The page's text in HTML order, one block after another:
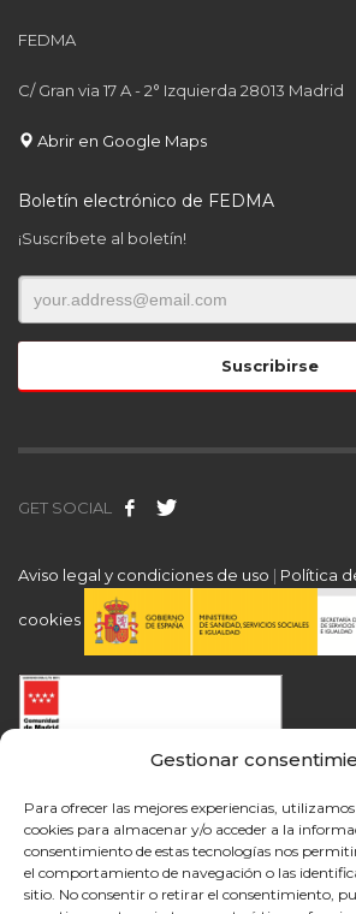
Gestionar
Para ofrecer las mejores experiencias,
cookies para almacenar y/o acceder a la
consentimiento de estas tecnologías nos
el comportamiento de navegación o las
sitio. No consentir o retirar el consentimiento,
FEDMA
C/ Gran via 17 A - 2° Izquierda 28013 Madrid
Abrir en Google Maps
Boletín electrónico de FEDMA
¡Suscríbete al boletín!
GET SOCIAL
Aviso legal y condiciones de uso | Política
cookies